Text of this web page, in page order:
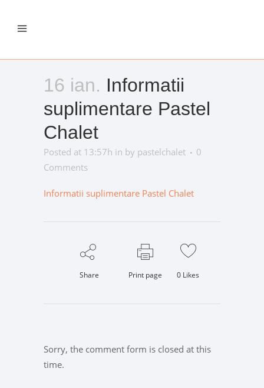
16 ian. Informatii
suplimentare Pastel
Chalet
Posted at 13:57h in by pastelchalet
0
Comments
Informatii suplimentare Pastel Chalet
Share Print page 0 Likes
Sorry, the comment form is closed at this
time.